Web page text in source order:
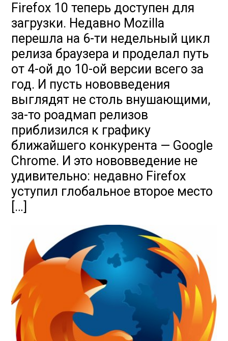
Firefox 10 теперь доступен для
загрузки. Недавно Mozilla
перешла на 6-ти недельный цикл
релиза браузера и проделал путь
от 4-ой до 10-ой версии всего за
год. И пусть нововведения
выглядят не столь внушающими,
за-то роадмап релизов
приблизился к графику
ближайшего конкурента — Google
Chrome. И это нововведение не
удивительно: недавно Firefox
уступил глобальное второе место
[…]